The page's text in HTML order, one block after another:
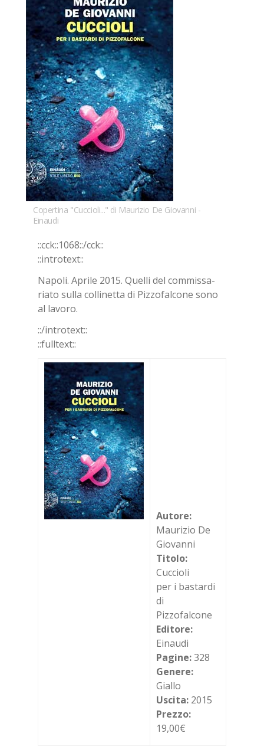
Copertina "Cuccioli..." di Maurizio De Giovanni -
Einaudi
::cck::1068::/​cck::
::in­tro­text::
Na­po­li. Apri­le 2015. Quel­li del com­mis­sa­
ria­to sul­la col­li­net­ta di Piz­zo­fal­co­ne sono
al la­vo­ro.
::/in­tro­text::
::full­text::
Autore:
Maurizio De
Giovanni
Titolo:
Cuccioli
per i bastardi
di
Pizzofalcone
Editore:
Einaudi
Pagine:328
Genere:
Giallo
Uscita: 2015
Prezzo:
19,00€